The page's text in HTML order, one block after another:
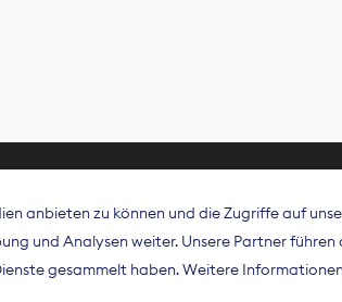
Zeitungsverleger (BDZV) vertritt als
Zeitungsverlage und digitalen
anbieten zu können und die Zugriffe auf
und Analysen weiter. Unsere Partner
gesammelt haben. Weitere